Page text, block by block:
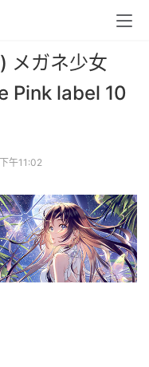
メガネ少女
Pink label 10
午11:02